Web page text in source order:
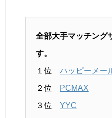
全部大手マッチング
す。
１位 ハッピーメー
２位 PCMAX
３位 YYC